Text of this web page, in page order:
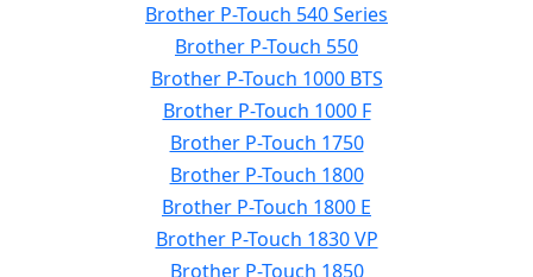
Brother P-Touch 540 Series
Brother P-Touch 550
Brother P-Touch 1000 BTS
Brother P-Touch 1000 F
Brother P-Touch 1750
Brother P-Touch 1800
Brother P-Touch 1800 E
Brother P-Touch 1830 VP
Brother P-Touch 1850